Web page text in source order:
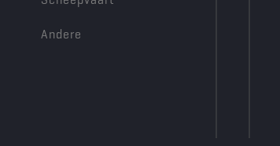
Andere